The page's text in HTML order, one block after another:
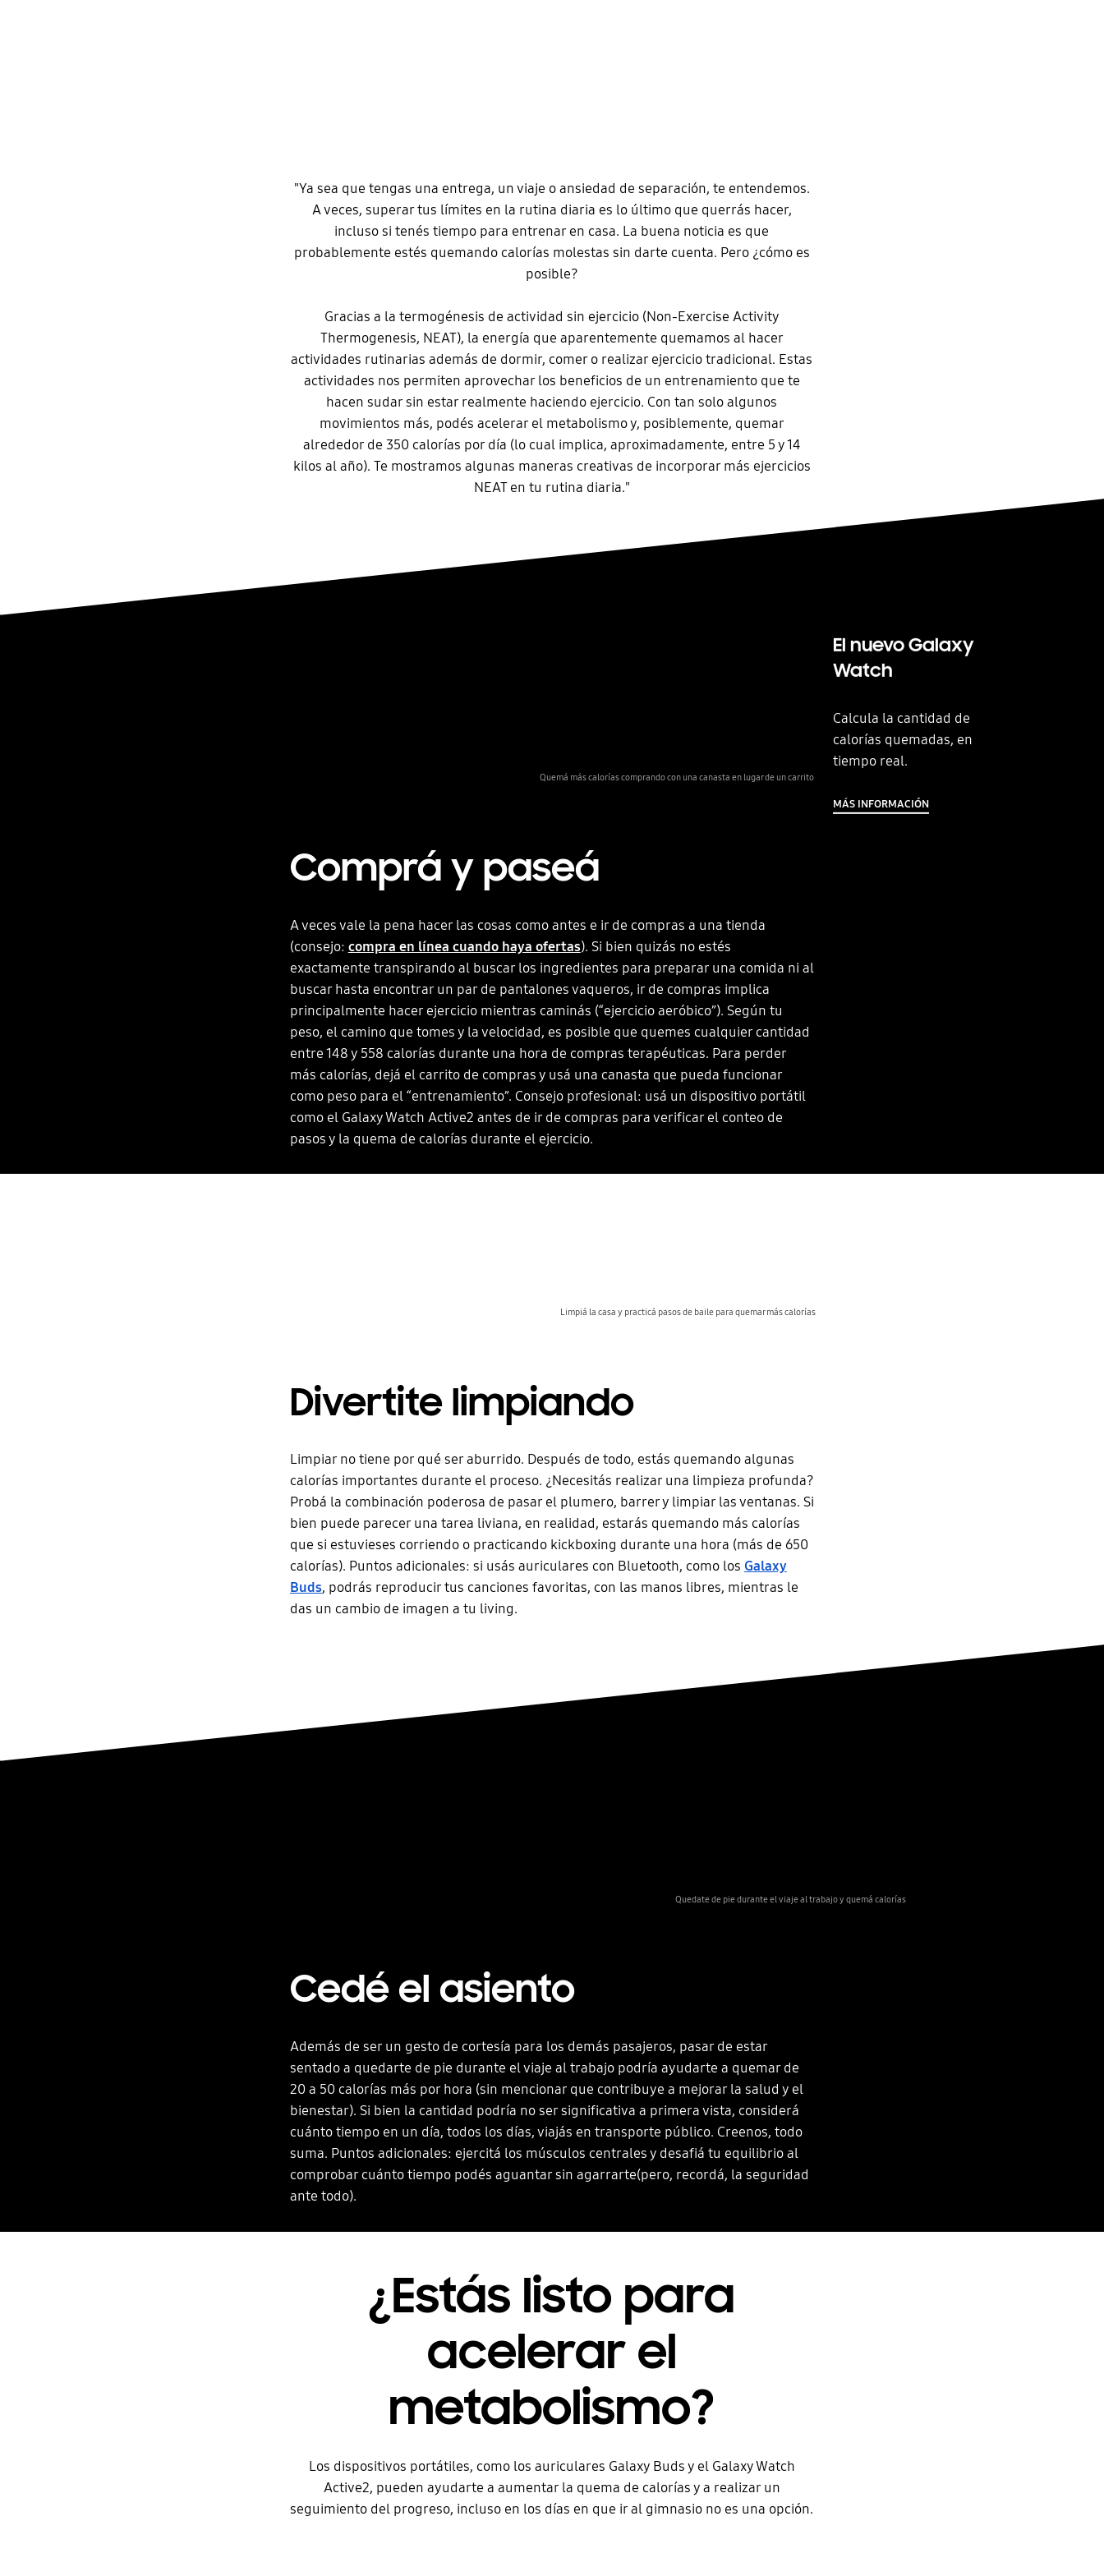
"Ya sea que tengas una entrega, un viaje o ansiedad de separación, te entendemos.
A veces, superar tus límites en la rutina diaria es lo último que querrás hacer,
incluso si tenés tiempo para entrenar en casa. La buena noticia es que
probablemente estés quemando calorías molestas sin darte cuenta. Pero ¿cómo es
posible?
Gracias a la termogénesis de actividad sin ejercicio (Non-Exercise Activity
Thermogenesis, NEAT), la energía que aparentemente quemamos al hacer
actividades rutinarias además de dormir, comer o realizar ejercicio tradicional. Estas
actividades nos permiten aprovechar los beneficios de un entrenamiento que te
hacen sudar sin estar realmente haciendo ejercicio. Con tan solo algunos
movimientos más, podés acelerar el metabolismo y, posiblemente, quemar
alrededor de 350 calorías por día (lo cual implica, aproximadamente, entre 5 y 14
kilos al año). Te mostramos algunas maneras creativas de incorporar más ejercicios
NEAT en tu rutina diaria."
El nuevo Galaxy
Watch
Calcula la cantidad de
calorías quemadas, en
tiempo real.
MÁS INFORMACIÓN
Quemá más calorías comprando con una canasta en lugar de un carrito
Comprá y paseá
A veces vale la pena hacer las cosas como antes e ir de compras a una tienda
(consejo: compra en línea cuando haya ofertas). Si bien quizás no estés
exactamente transpirando al buscar los ingredientes para preparar una comida ni al
buscar hasta encontrar un par de pantalones vaqueros, ir de compras implica
principalmente hacer ejercicio mientras caminás (“ejercicio aeróbico”). Según tu
peso, el camino que tomes y la velocidad, es posible que quemes cualquier cantidad
entre 148 y 558 calorías durante una hora de compras terapéuticas. Para perder
más calorías, dejá el carrito de compras y usá una canasta que pueda funcionar
como peso para el “entrenamiento”. Consejo profesional: usá un dispositivo portátil
como el Galaxy Watch Active2 antes de ir de compras para verificar el conteo de
pasos y la quema de calorías durante el ejercicio.
Limpiá la casa y practicá pasos de baile para quemar más calorías
Divertite limpiando
Limpiar no tiene por qué ser aburrido. Después de todo, estás quemando algunas
calorías importantes durante el proceso. ¿Necesitás realizar una limpieza profunda?
Probá la combinación poderosa de pasar el plumero, barrer y limpiar las ventanas. Si
bien puede parecer una tarea liviana, en realidad, estarás quemando más calorías
que si estuvieses corriendo o practicando kickboxing durante una hora (más de 650
calorías). Puntos adicionales: si usás auriculares con Bluetooth, como los Galaxy
Buds, podrás reproducir tus canciones favoritas, con las manos libres, mientras le
das un cambio de imagen a tu living.
Quedate de pie durante el viaje al trabajo y quemá calorías
Cedé el asiento
Además de ser un gesto de cortesía para los demás pasajeros, pasar de estar
sentado a quedarte de pie durante el viaje al trabajo podría ayudarte a quemar de
20 a 50 calorías más por hora (sin mencionar que contribuye a mejorar la salud y el
bienestar). Si bien la cantidad podría no ser significativa a primera vista, considerá
cuánto tiempo en un día, todos los días, viajás en transporte público. Creenos, todo
suma. Puntos adicionales: ejercitá los músculos centrales y desafiá tu equilibrio al
comprobar cuánto tiempo podés aguantar sin agarrarte(pero, recordá, la seguridad
ante todo).
¿Estás listo para
acelerar el
metabolismo?
Los dispositivos portátiles, como los auriculares Galaxy Buds y el Galaxy Watch
Active2, pueden ayudarte a aumentar la quema de calorías y a realizar un
seguimiento del progreso, incluso en los días en que ir al gimnasio no es una opción.